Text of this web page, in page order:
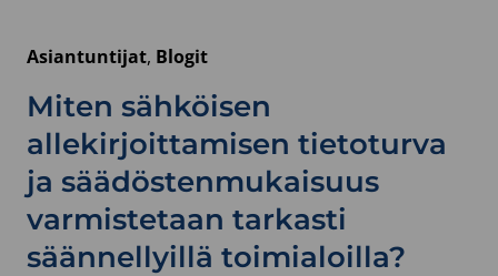
SIGNIN
Asiantuntijat, Blogit
Miten sähköisen
allekirjoittamisen tietoturva
ja säädöstenmukaisuus
varmistetaan tarkasti
säännellyillä toimialoilla?